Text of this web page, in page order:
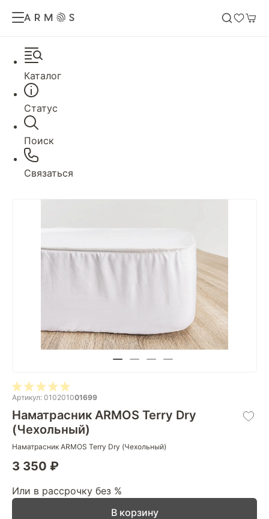
Каталог
Статус
Поиск
Связаться
Артикул: 010201001699
Наматрасник ARMOS Terry Dry
(Чехольный)
Наматрасник ARMOS Terry Dry (Чехольный)
3 350 ₽
Или в рассрочку без %
В корзину